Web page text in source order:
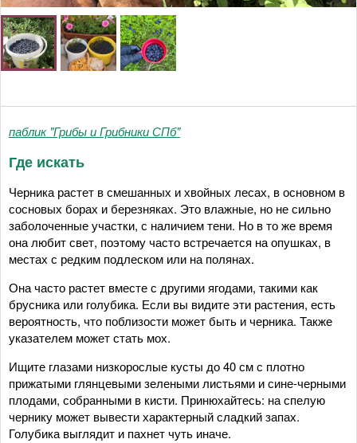
паблик "Грибы и Грибники СПб"
Где искать
Черника растет в смешанных и хвойных лесах, в основном в
сосновых борах и березняках. Это влажные, но не сильно
заболоченные участки, с наличием тени. Но в то же время
она любит свет, поэтому часто встречается на опушках, в
местах с редким подлеском или на полянах.
Она часто растет вместе с другими ягодами, такими как
брусника или голубика. Если вы видите эти растения, есть
вероятность, что поблизости может быть и черника. Также
указателем может стать мох.
Ищите глазами низкорослые кусты до 40 см с плотно
прижатыми глянцевыми зелеными листьями и сине-черными
плодами, собранными в кисти. Принюхайтесь: на спелую
чернику может вывести характерный сладкий запах.
Голубика выглядит и пахнет чуть иначе.